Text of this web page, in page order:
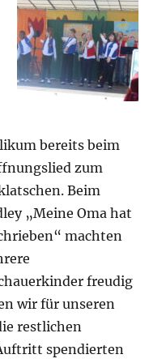
bereits beim
zum
Beim
„Meine Oma hat
machten
freudig
wir für unseren
restlichen
spendierten